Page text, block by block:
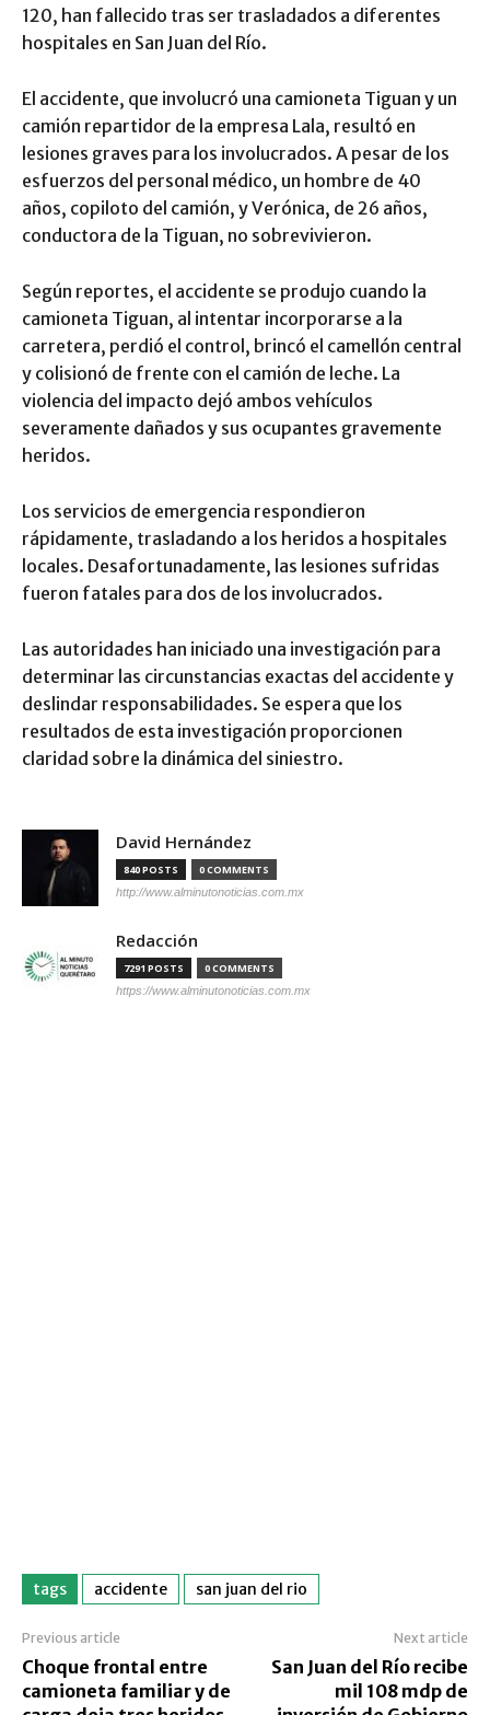
120, han fallecido tras ser trasladados a diferentes
hospitales en San Juan del Río.
El accidente, que involucró una camioneta Tiguan y un
camión repartidor de la empresa Lala, resultó en
lesiones graves para los involucrados. A pesar de los
esfuerzos del personal médico, un hombre de 40
años, copiloto del camión, y Verónica, de 26 años,
conductora de la Tiguan, no sobrevivieron.
Según reportes, el accidente se produjo cuando la
camioneta Tiguan, al intentar incorporarse a la
carretera, perdió el control, brincó el camellón central
y colisionó de frente con el camión de leche. La
violencia del impacto dejó ambos vehículos
severamente dañados y sus ocupantes gravemente
heridos.
Los servicios de emergencia respondieron
rápidamente, trasladando a los heridos a hospitales
locales. Desafortunadamente, las lesiones sufridas
fueron fatales para dos de los involucrados.
Las autoridades han iniciado una investigación para
determinar las circunstancias exactas del accidente y
deslindar responsabilidades. Se espera que los
resultados de esta investigación proporcionen
claridad sobre la dinámica del siniestro.
David Hernández
840 POSTS 0 COMMENTS
http://www.alminutonoticias.com.mx
Redacción
7291 POSTS 0 COMMENTS
https://www.alminutonoticias.com.mx
tags accidente san juan del rio
Previous article
Choque frontal entre
camioneta familiar y de
Next article
San Juan del Río recibe
mil 108 mdp de